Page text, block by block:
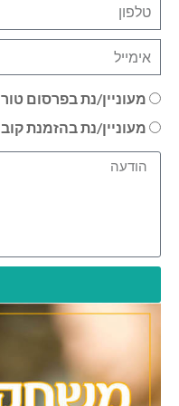
מעוניין/נת בפרסום טור
מעוניין/נת בהזמנת